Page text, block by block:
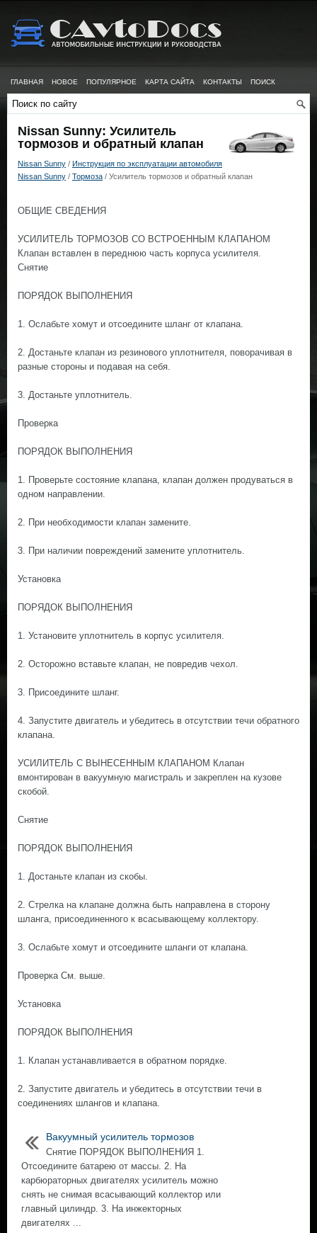
ГЛАВНАЯ НОВОЕ ПОПУЛЯРНОЕ КАРТА САЙТА КОНТАКТЫ ПОИСК
Nissan Sunny: Усилитель
тормозов и обратный клапан
Nissan Sunny / Инструкция по эксплуатации автомобиля
Nissan Sunny / Тормоза / Усилитель тормозов и обратный клапан
ОБЩИЕ СВЕДЕНИЯ
УСИЛИТЕЛЬ ТОРМОЗОВ СО ВСТРОЕННЫМ КЛАПАНОМ
Клапан вставлен в переднюю часть корпуса усилителя.
Снятие
ПОРЯДОК ВЫПОЛНЕНИЯ
1. Ослабьте хомут и отсоедините шланг от клапана.
2. Достаньте клапан из резинового уплотнителя, поворачивая в
разные стороны и подавая на себя.
3. Достаньте уплотнитель.
Проверка
ПОРЯДОК ВЫПОЛНЕНИЯ
1. Проверьте состояние клапана, клапан должен продуваться в
одном направлении.
2. При необходимости клапан замените.
3. При наличии повреждений замените уплотнитель.
Установка
ПОРЯДОК ВЫПОЛНЕНИЯ
1. Установите уплотнитель в корпус усилителя.
2. Осторожно вставьте клапан, не повредив чехол.
3. Присоедините шланг.
4. Запустите двигатель и убедитесь в отсутствии течи обратного
клапана.
УСИЛИТЕЛЬ С ВЫНЕСЕННЫМ КЛАПАНОМ Клапан
вмонтирован в вакуумную магистраль и закреплен на кузове
скобой.
Снятие
ПОРЯДОК ВЫПОЛНЕНИЯ
1. Достаньте клапан из скобы.
2. Стрелка на клапане должна быть направлена в сторону
шланга, присоединенного к всасывающему коллектору.
3. Ослабьте хомут и отсоедините шланги от клапана.
Проверка См. выше.
Установка
ПОРЯДОК ВЫПОЛНЕНИЯ
1. Клапан устанавливается в обратном порядке.
2. Запустите двигатель и убедитесь в отсутствии течи в
соединениях шлангов и клапана.
Вакуумный усилитель тормозов
Снятие ПОРЯДОК ВЫПОЛНЕНИЯ 1.
Отсоедините батарею от массы. 2. На
карбюраторных двигателях усилитель можно
снять не снимая всасывающий коллектор или
главный цилиндр. 3. На инжекторных
двигателях ...